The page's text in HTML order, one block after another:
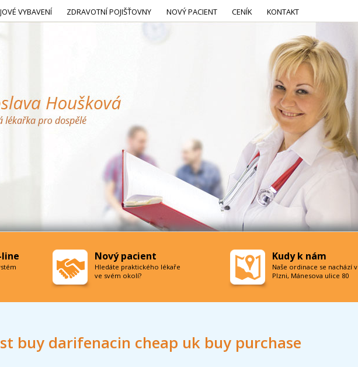
buy darifenacin cheap uk buy purchase
VYBAVENÍ ZDRAVOTNÍ POJIŠŤOVNY NOVÝ PACIENT CENÍK KONTAKT
Nový pacient
Hledáte praktického lékaře
ve svém okolí?
Kudy k nám
Naše ordinace se nachází v
Plzni, Mánesova ulice 80